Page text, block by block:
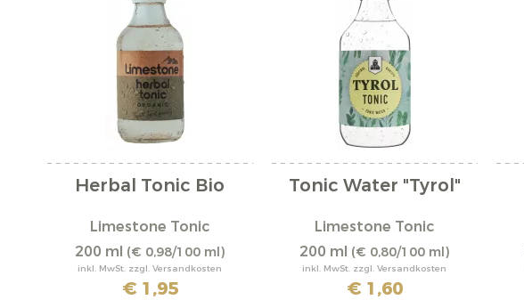
Herbal Tonic Bio
Limestone Tonic
200 ml (€ 0,98/100 ml)
inkl. MwSt. zzgl. Versandkosten
€ 1,95
Tonic Water "Tyrol"
Limestone Tonic
200 ml (€ 0,80/100 ml)
inkl. MwSt. zzgl. Versandkosten
€ 1,60